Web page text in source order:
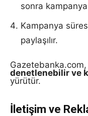
sonra kampanya
Kampanya
paylaşılır.
denetlenebilir ve
yürütür.
İletişim ve